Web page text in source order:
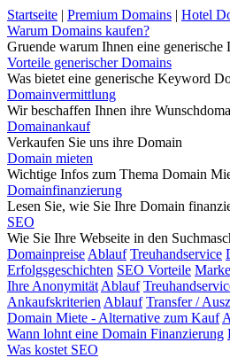
Startseite | Premium Domains | Hotel
Warum Domains kaufen?
Gruende warum Ihnen eine
Vorteile generischer Domains
Was bietet eine generische Keyword
Domainvermittlung
Wir beschaffen Ihnen ihre
Domainankauf
Verkaufen Sie uns ihre Domain
Domain mieten
Wichtige Infos zum Thema Domain
Domainfinanzierung
Lesen Sie, wie Sie Ihre Domain
SEO
Wie Sie Ihre Webseite in den
Domainpreise Ablauf Treuhandservice
Erfolgsgeschichten SEO Vorteile
Ihre Anonymität Ablauf
Ankaufskriterien Ablauf Transfer /
Domain Miete - Alternative zum Kauf
Wann lohnt eine Domain Finanzierung
Was kostet SEO